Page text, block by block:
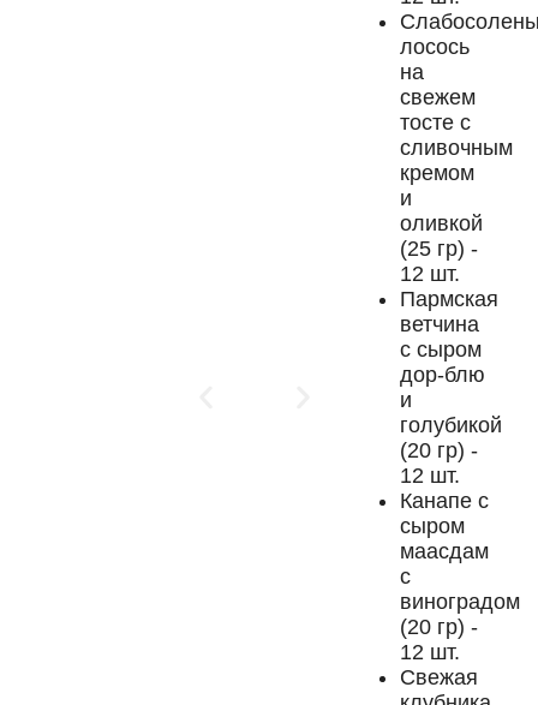
лосось
на
свежем
тосте с
сливочным
кремом
и
оливкой
(25 гр) -
12 шт.
Пармская
ветчина
с сыром
дор-блю
и
голубикой
(20 гр) -
12 шт.
Канапе с
сыром
маасдам
с
виноградом
(20 гр) -
12 шт.
Свежая